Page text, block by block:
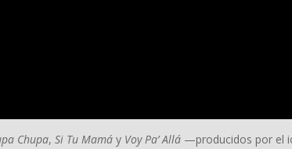
Chupa, Si Tu Mamá y Voy Pa’ Allá —producidos por el